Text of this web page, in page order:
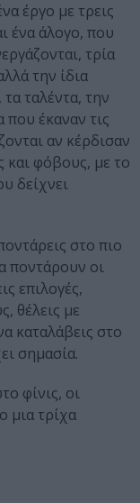
έργο με τρεις
ένα άλογο, που
τρία
την ίδια
ταλέντα, την
έκαναν τις
αν κέρδισαν
και φόβους, με το
δείχνει
στο πιο
ποντάρουν οι
επιλογές,
θέλεις με
καταλάβεις στο
σημασία.
φίνις, οι
μια τρίχα